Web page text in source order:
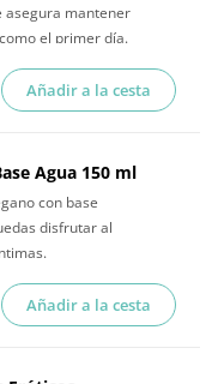
asegura mantener
el primer día.
Añadir a la cesta
Agua 150 ml
con base
disfrutar al
Añadir a la cesta